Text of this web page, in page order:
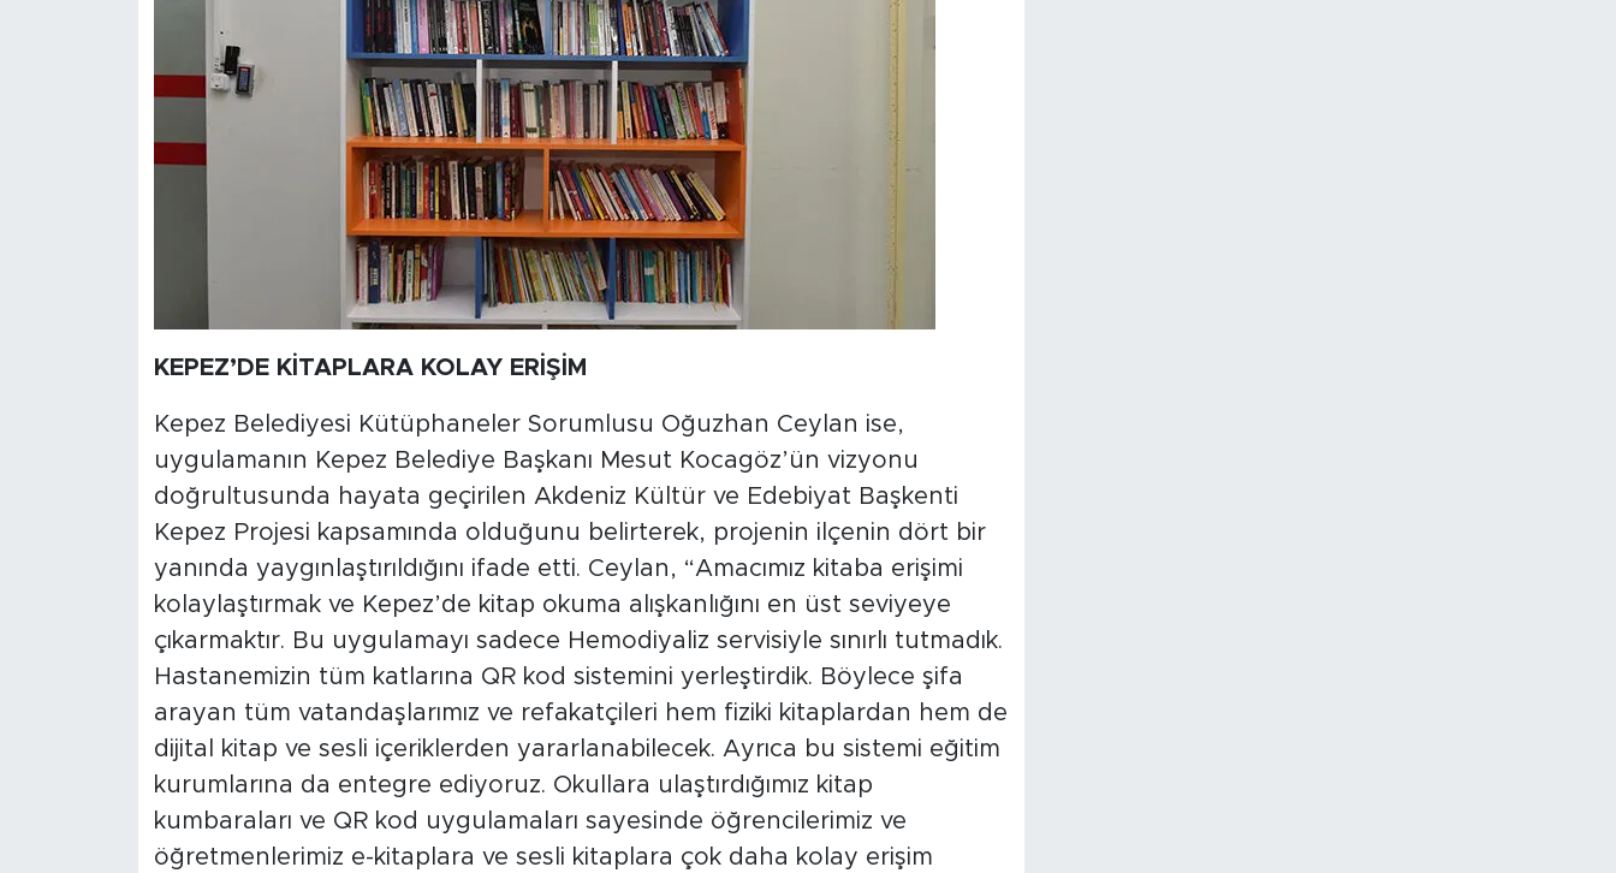
KEPEZ’DE KİTAPLARA KOLAY ERİŞİM
Kepez Belediyesi Kütüphaneler Sorumlusu Oğuzhan Ceylan ise,
uygulamanın Kepez Belediye Başkanı Mesut Kocagöz’ün vizyonu
doğrultusunda hayata geçirilen Akdeniz Kültür ve Edebiyat Başkenti
Kepez Projesi kapsamında olduğunu belirterek, projenin ilçenin dört bir
yanında yaygınlaştırıldığını ifade etti. Ceylan, “Amacımız kitaba erişimi
kolaylaştırmak ve Kepez’de kitap okuma alışkanlığını en üst seviyeye
çıkarmaktır. Bu uygulamayı sadece Hemodiyaliz servisiyle sınırlı tutmadık.
Hastanemizin tüm katlarına QR kod sistemini yerleştirdik. Böylece şifa
arayan tüm vatandaşlarımız ve refakatçileri hem fiziki kitaplardan hem de
dijital kitap ve sesli içeriklerden yararlanabilecek. Ayrıca bu sistemi eğitim
kurumlarına da entegre ediyoruz. Okullara ulaştırdığımız kitap
kumbaraları ve QR kod uygulamaları sayesinde öğrencilerimiz ve
öğretmenlerimiz e-kitaplara ve sesli kitaplara çok daha kolay erişim